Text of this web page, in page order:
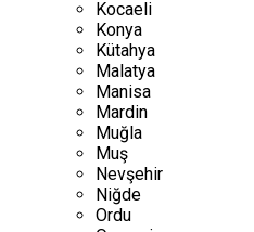
Kocaeli
Konya
Kütahya
Malatya
Manisa
Mardin
Muğla
Muş
Nevşehir
Niğde
Ordu